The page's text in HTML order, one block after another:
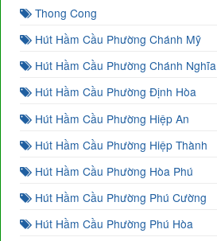
Thong Cong
Hút Hầm Cầu Phường Chánh Mỹ
Hút Hầm Cầu Phường Chánh Nghĩa
Hút Hầm Cầu Phường Định Hòa
Hút Hầm Cầu Phường Hiệp An
Hút Hầm Cầu Phường Hiệp Thành
Hút Hầm Cầu Phường Hòa Phú
Hút Hầm Cầu Phường Phú Cường
Hút Hầm Cầu Phường Phú Hòa